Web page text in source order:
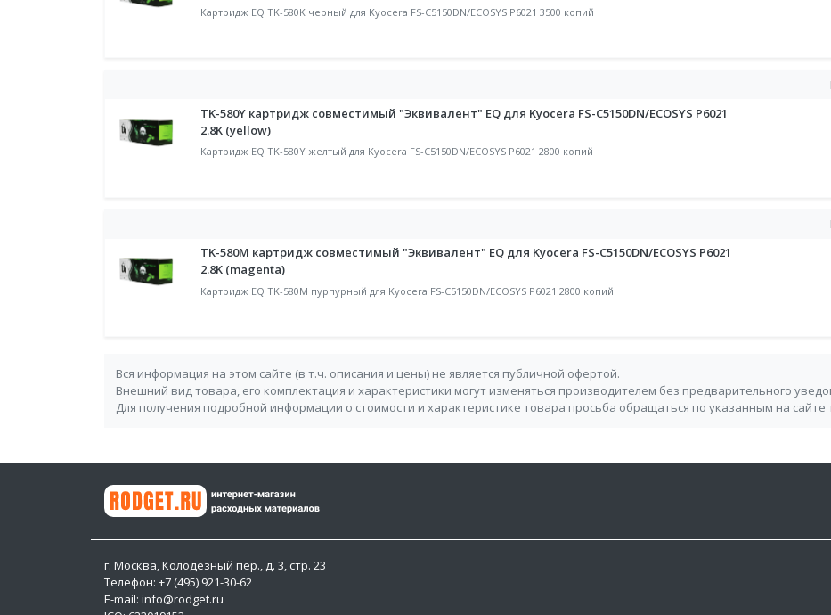
Картридж EQ TK-580K черный для Kyocera FS-C5150DN/ECOSYS P6021 3500 копий
TK-580Y картридж совместимый "Эквивалент" EQ для Kyocera FS-C5150DN/ECOSYS P6021
2.8K (yellow)
Картридж EQ TK-580Y желтый для Kyocera FS-C5150DN/ECOSYS P6021 2800 копий
TK-580M картридж совместимый "Эквивалент" EQ для Kyocera FS-C5150DN/ECOSYS P6021
2.8K (magenta)
Картридж EQ TK-580M пурпурный для Kyocera FS-C5150DN/ECOSYS P6021 2800 копий
Вся информация на этом сайте (в т.ч. описания и цены) не является публичной офертой.
Внешний вид товара, его комплектация и характеристики могут изменяться производителем без предварительного
Для получения подробной информации о стоимости и характеристике товара просьба обращаться по указанным на сайте
г. Москва, Колодезный пер., д. 3, стр. 23
Телефон: +7 (495) 921-30-62
E-mail: info@rodget.ru